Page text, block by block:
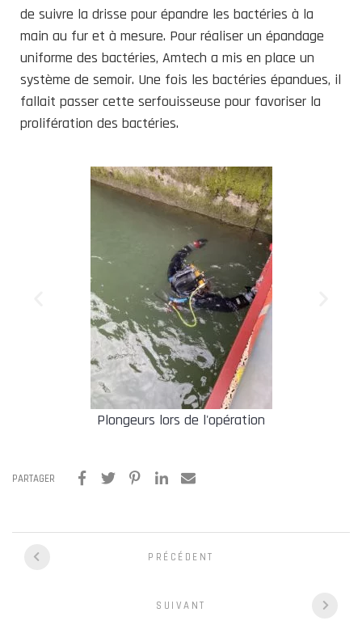
de suivre la drisse pour épandre les bactéries à la
main au fur et à mesure. Pour réaliser un épandage
uniforme des bactéries, Amtech a mis en place un
système de semoir. Une fois les bactéries épandues, il
fallait passer cette serfouisseuse pour favoriser la
prolifération des bactéries.
Plongeurs lors de l'opération
PARTAGER
PRÉCÉDENT
SUIVANT